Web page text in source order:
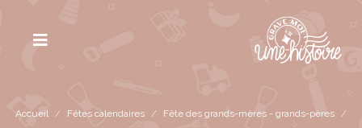
Accueil / Fêtes calendaires / Fête des grands-mères - grands-pères /